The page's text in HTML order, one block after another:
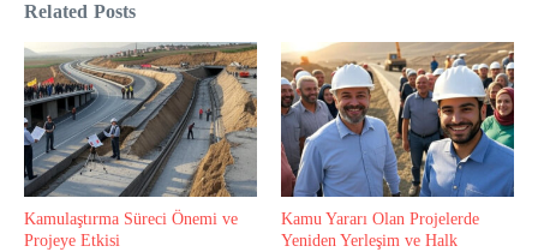
Related Posts
Kamulaştırma Süreci Önemi ve
Projeye Etkisi
Kamu Yararı Olan Projelerde
Yeniden Yerleşim ve Halk